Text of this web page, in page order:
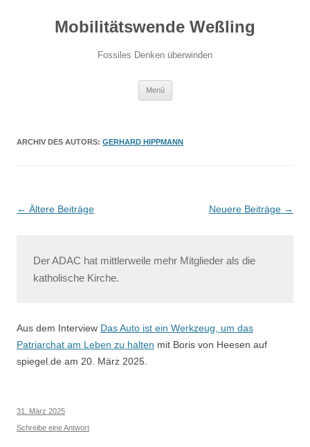
Mobilitätswende Weßling
Fossiles Denken überwinden
Menü
ARCHIV DES AUTORS: GERHARD HIPPMANN
Beitragsnavigation
← Ältere Beiträge Neuere Beiträge →
Der ADAC hat mittlerweile mehr Mitglieder als die
katholische Kirche.
Aus dem Interview Das Auto ist ein Werkzeug, um das
Patriarchat am Leben zu halten mit Boris von Heesen auf
spiegel.de am 20. März 2025.
31. März 2025
Schreibe eine Antwort